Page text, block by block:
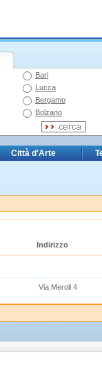
Bari
Lucca
Bergamo
Bolzano
Città d'Arte
Indirizzo
Via Meroli 4